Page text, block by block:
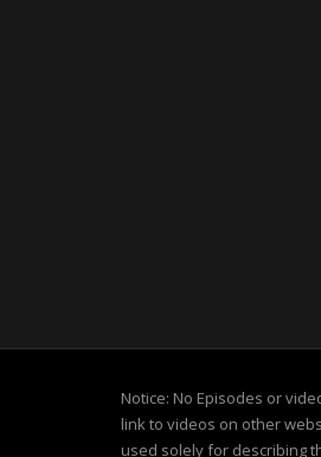
Notice: No Episodes or
link to videos on other
used solely for describing